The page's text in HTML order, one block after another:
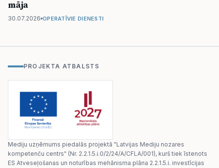
māja
30.07.2026 OPERATĪVIE DIENESTI
PROJEKTA ATBALSTS
Mediju uzņēmums piedalās projektā "Latvijas Mediju nozares
kompetenču centrs" (Nr. 2.2.1.5.i.0/2/24/A/CFLA/001), kurš tiek īstenots
ES Atveseļošanas un noturības mehānisma plāna 2.2.1.5.i. investīcijas